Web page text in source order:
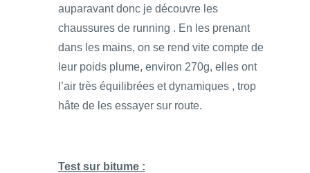
auparavant donc je découvre les
chaussures de running . En les prenant
dans les mains, on se rend vite compte de
leur poids plume, environ 270g, elles ont
l’air très équilibrées et dynamiques , trop
hâte de les essayer sur route.
Test sur bitume :